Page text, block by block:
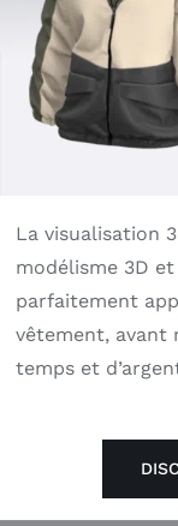
La visualisation
modélisme 3D
parfaitement
vêtement, avant
temps et